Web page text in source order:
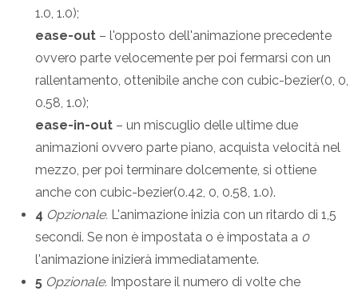
1.0, 1.0);
ease-out – l'opposto dell'animazione precedente
ovvero parte velocemente per poi fermarsi con un
rallentamento, ottenibile anche con cubic-bezier(0, 0,
0.58, 1.0);
ease-in-out – un miscuglio delle ultime due
animazioni ovvero parte piano, acquista velocità nel
mezzo, per poi terminare dolcemente, si ottiene
anche con cubic-bezier(0.42, 0, 0.58, 1.0).
4 Opzionale. L'animazione inizia con un ritardo di 1,5
secondi. Se non è impostata o è impostata a 0
l'animazione inizierà immediatamente.
5 Opzionale. Impostare il numero di volte che